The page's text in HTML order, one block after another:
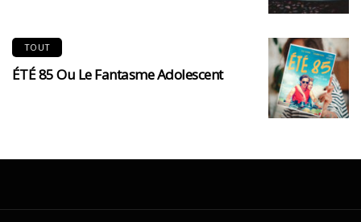
TOUT
ÉTÉ 85 Ou Le Fantasme Adolescent